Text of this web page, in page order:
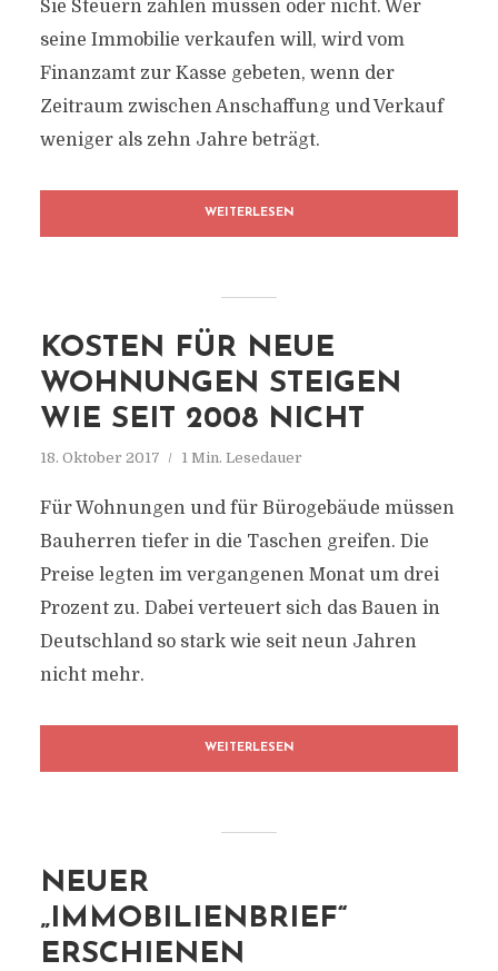
Sie Steuern zahlen müssen oder nicht. Wer
seine Immobilie verkaufen will, wird vom
Finanzamt zur Kasse gebeten, wenn der
Zeitraum zwischen Anschaffung und Verkauf
weniger als zehn Jahre beträgt.
WEITERLESEN
KOSTEN FÜR NEUE
WOHNUNGEN STEIGEN
WIE SEIT 2008 NICHT
18. Oktober 2017 1 Min. Lesedauer
Für Wohnungen und für Bürogebäude müssen
Bauherren tiefer in die Taschen greifen. Die
Preise legten im vergangenen Monat um drei
Prozent zu. Dabei verteuert sich das Bauen in
Deutschland so stark wie seit neun Jahren
nicht mehr.
WEITERLESEN
NEUER
„IMMOBILIENBRIEF“
ERSCHIENEN